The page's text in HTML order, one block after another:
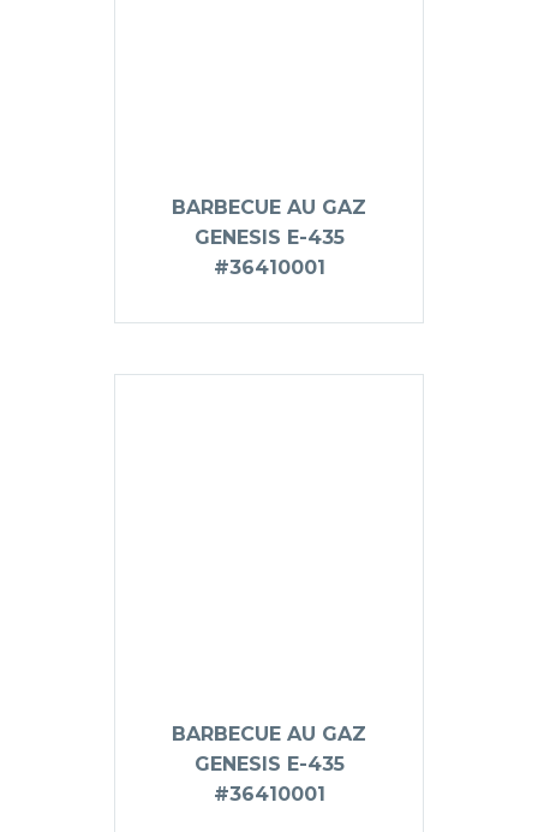
BARBECUE AU GAZ
GENESIS E-435
#36410001
BARBECUE AU GAZ
GENESIS E-435
#36410001